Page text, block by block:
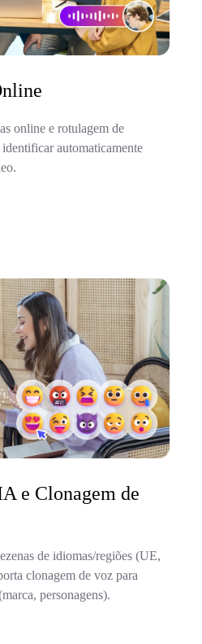
online e rotulagem de
automaticamente
e Clonagem de
de idiomas/regiões (UE,
clonagem de voz para
personagens).